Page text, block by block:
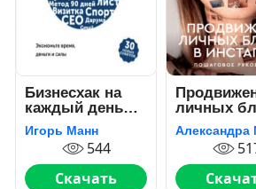
Бизнесхак на
каждый день
2.0
Игорь Манн
544
Скачать
личных
в